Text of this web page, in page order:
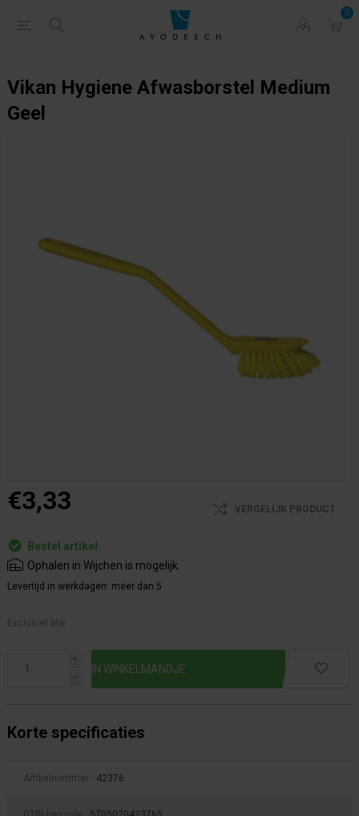
0
Vikan Hygiene Afwasborstel Medium
Geel
€3,33 VERGELIJK PRODUCT
Bestel artikel.
Ophalen in Wijchen is mogelijk.
Levertijd in werkdagen: meer dan 5
Exclusief btw.
i
h
Korte specificaties
Artikelnummer: 42376